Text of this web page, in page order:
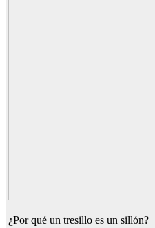
¿Por qué un tresillo es un sillón?